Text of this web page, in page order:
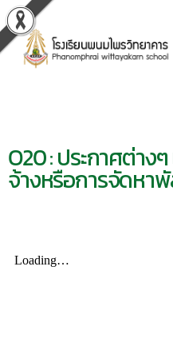
O20 : ประกาศต่าง
จ้างหรือการจัดหา